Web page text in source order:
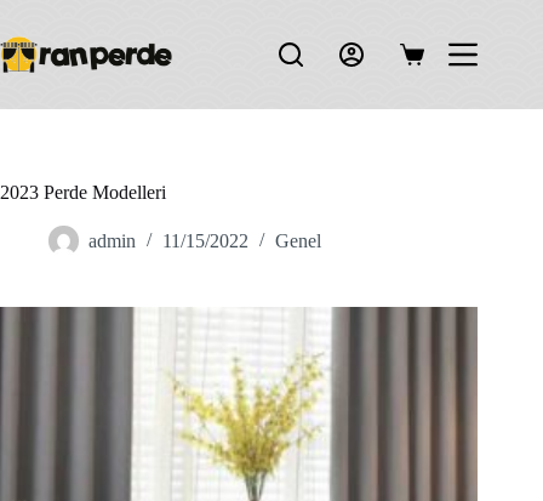
content
Shopping
2023 Perde Modelleri
admin 11/15/2022 Genel